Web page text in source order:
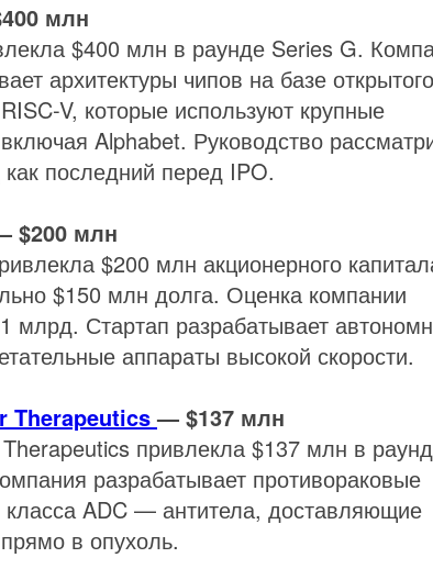
млн
$400 млн в раунде Series G.
архитектуры чипов на базе открытого
V, которые используют крупные
Alphabet. Руководство
как последний перед IPO.
$200 млн
$200 млн акционерного
$150 млн долга. Оценка компании
млрд. Стартап разрабатывает
аппараты высокой скорости.
Therapeutics— $137 млн
привлекла $137 млн в
разрабатывает противораковые
класса ADC — антитела, доставляющие
в опухоль.